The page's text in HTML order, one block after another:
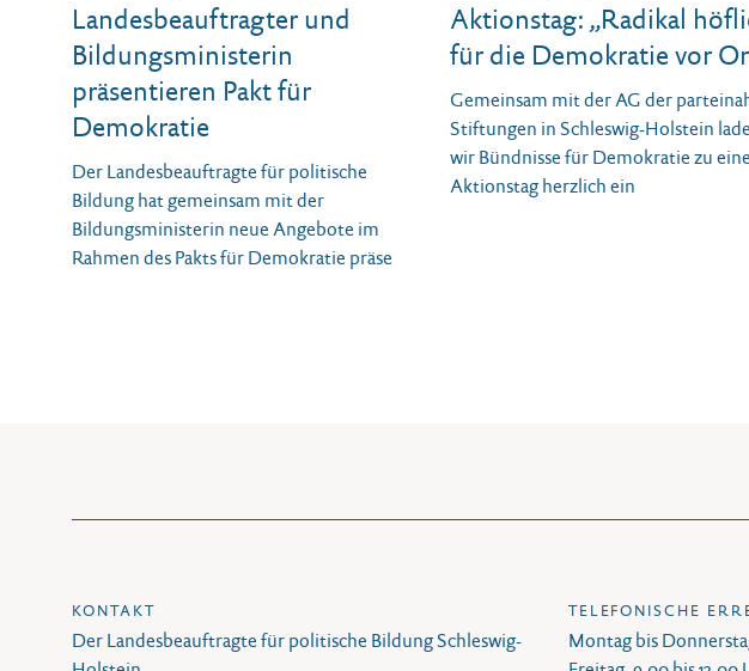
Landesbeauftragter und
Bildungsministerin
präsentieren Pakt für
Demokratie
Der Landesbeauftragte für politische
Bildung hat gemeinsam mit der
Bildungsministerin neue Angebote im
Rahmen des Pakts für Demokratie präse
Aktionstag: „Radikal
für die Demokratie vor
Gemeinsam mit der AG der
Stiftungen in Schleswig-Holstein
wir Bündnisse für Demokratie zu
Aktionstag herzlich ein
KONTAKT
Der Landesbeauftragte für politische Bildung Schleswig-
TELEFONISCHE
Montag bis